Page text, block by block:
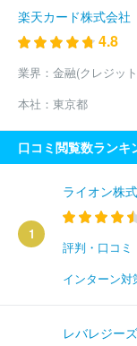
楽天カード株式会社
4.8
業界： 金融(クレジッ
本社： 東京都
口コミ閲覧数ランキ
1
ライオン株
評判・口コミ
インターン対
レバレジー